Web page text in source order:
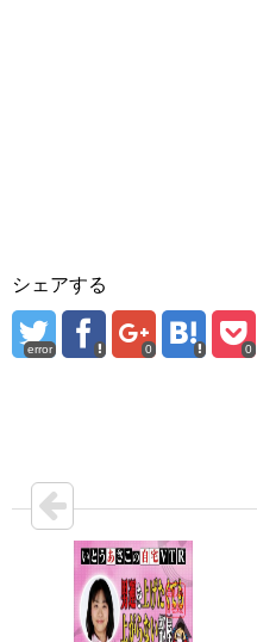
シェアする
error 0 0